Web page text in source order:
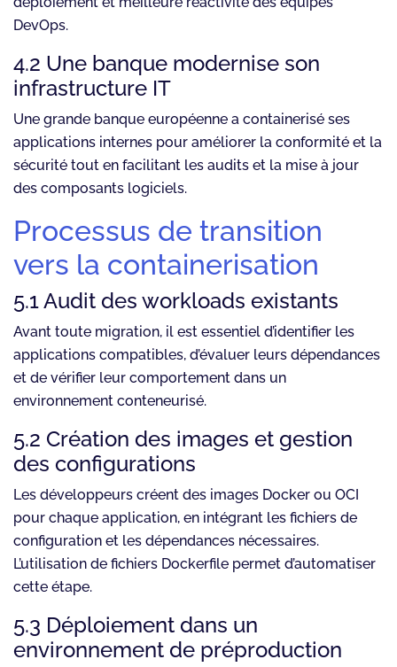
DevOps.
4.2 Une banque modernise son
infrastructure IT
Une grande banque européenne a containerisé ses
applications internes pour améliorer la conformité et la
sécurité tout en facilitant les audits et la mise à jour
des composants logiciels.
Processus de transition
vers la containerisation
5.1 Audit des workloads existants
Avant toute migration, il est essentiel d’identifier les
applications compatibles, d’évaluer leurs dépendances
et de vérifier leur comportement dans un
environnement conteneurisé.
5.2 Création des images et gestion
des configurations
Les développeurs créent des images Docker ou OCI
pour chaque application, en intégrant les fichiers de
configuration et les dépendances nécessaires.
L’utilisation de fichiers Dockerfile permet d’automatiser
cette étape.
5.3 Déploiement dans un
environnement de préproduction